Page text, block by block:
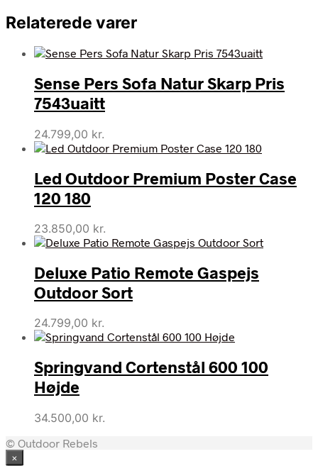
Relaterede varer
Sense Pers Sofa Natur Skarp Pris
7543uaitt
24.799,00 kr.
Led Outdoor Premium Poster Case
120 180
23.850,00 kr.
Deluxe Patio Remote Gaspejs
Outdoor Sort
24.799,00 kr.
Springvand Cortenstål 600 100
Højde
34.500,00 kr.
© Outdoor Rebels
×